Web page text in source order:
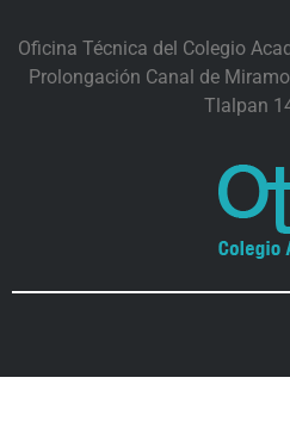
Oficina Técnica del Colegio
Prolongación Canal de
Tlalpan